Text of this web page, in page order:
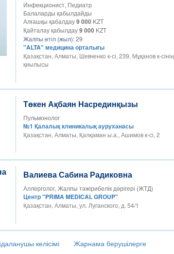
Инфекционист, Педиатр
Балаларды қабылдайды
Алғашқы қабалдау9 000KZT
Қайталау қабылдау9 000KZT
Жалпы өтіл (жыл):29
"ALTA" медицина орталығы
Қазақстан, Алматы, Шевченко к-сі, 239, Мұқанов к-сінің
қиылысы
Төкен Ақбаян Насрединқызы
Пульмонолог
№1 Қалалық клиникалық ауруханасы
Қазақстан, Алматы, Қалқаман ы.а., Ашимов к-сі, 2
Валиева Сабина Радиковна
Аллерголог, Жалпы тәжірибелік дәрігері (ЖТД)
Центр "PRIMA MEDICAL GROUP"
Қазақстан, Алматы, ул. Луганского, д. 54/1
келісімі Жарнама берушілерге